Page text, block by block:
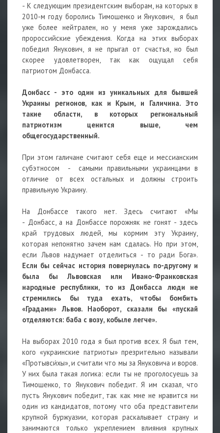
- К следующим президентским выборам, на которых в
2010-м году боролись Тимошенко и Янукович, я был
уже более нейтрален, но у меня уже зарождались
пророссийские убеждения. Когда на этих выборах
победил Янукович, я не прыгал от счастья, но был
скорее удовлетворен, так как ощущал себя
патриотом Донбасса.
Донбасс - это один из уникальных для бывшей
Украины регионов, как и Крым, и Галичина. Это
такие области, в которых региональный
патриотизм ценится выше, чем
общегосударственный.
При этом галичане считают себя еще и мессианским
субэтносом - самыми правильными украинцами в
отличие от всех остальных и должны строить
правильную Украину.
На Донбассе такого нет. Здесь считают «Мы
- Донбасс, а на Донбассе порожняк не гонят - здесь
край трудовых людей, мы кормим эту Украину,
которая непонятно зачем нам сдалась. Но при этом,
если Львов надумает отделиться - то ради Бога».
Если бы сейчас история повернулась по-другому и
была бы Львовская или Ивано-Франковская
народные республики, то из Донбасса люди не
стремились бы туда ехать, чтобы бомбить
«Градами» Львов. Наоборот, сказали бы «пускай
отделяются: баба с возу, кобыле легче».
На выборах 2010 года я был против всех. Я был тем,
кого «украинские патриоты» презрительно называли
«Протывси́хы», и считали что мы за Януковича и воров.
У них была такая логика: если ты не проголосуешь за
Тимошенко, то Янукович победит. Я им сказал, что
пусть Янукович победит, так как мне не нравится ни
один из кандидатов, потому что оба представители
крупной буржуазии, которая раскалывает страну и
занимаются только укреплением влияния крупных